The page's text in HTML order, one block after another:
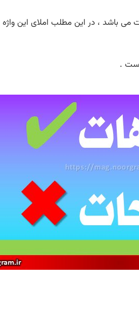
باشد ، در این مطلب املای این واژه
.